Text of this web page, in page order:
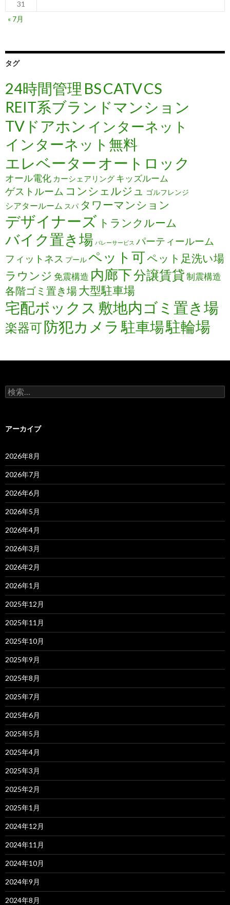
31
« 7月
タグ
24時間管理 BSCATVCS
REIT系ブランドマンション
TVドアホン インターネット
インターネット無料
エレベーター オートロック
オール電化 カーシェアリング キッズルーム
ゲストルーム コンシェルジュ ゴルフレンジ
シアタールーム スパ タワーマンション
デザイナーズ トランクルーム
バイク置き場 バレーサービス パーティールーム
フィットネス プールペット可ペット足洗い場
ラウンジ 免震構造 内廊下分譲賃貸制震構造
各階ゴミ置き場大型駐車場
宅配ボックス 敷地内ゴミ置き場
楽器可防犯カメラ 駐車場駐輪場
検
索:
アーカイブ
2026年8月
2026年7月
2026年6月
2026年5月
2026年4月
2026年3月
2026年2月
2026年1月
2025年12月
2025年11月
2025年10月
2025年9月
2025年8月
2025年7月
2025年6月
2025年5月
2025年4月
2025年3月
2025年2月
2025年1月
2024年12月
2024年11月
2024年10月
2024年9月
2024年8月